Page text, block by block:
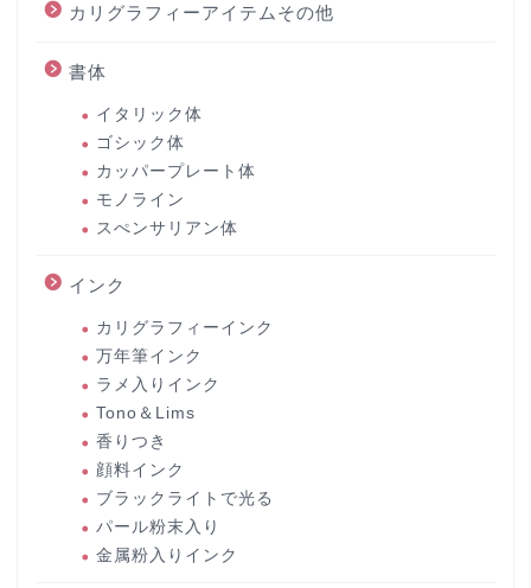
カリグラフィーアイテムその他
書体
イタリック体
ゴシック体
カッパープレート体
モノライン
スぺンサリアン体
インク
カリグラフィーインク
万年筆インク
ラメ入りインク
Tono＆Lims
香りつき
顔料インク
ブラックライトで光る
パール粉末入り
金属粉入りインク